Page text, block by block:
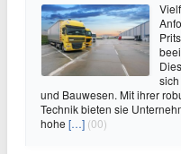
und Bauwesen. Mit ihrer
Technik bieten sie
hohe […] (00)